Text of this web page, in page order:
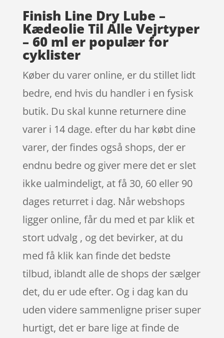
Finish Line Dry Lube –
Kædeolie Til Alle Vejrtyper
– 60 ml er populær for
cyklister
Køber du varer online, er du stillet lidt
bedre, end hvis du handler i en fysisk
butik. Du skal kunne returnere dine
varer i 14 dage. efter du har købt dine
varer, der findes også shops, der er
endnu bedre og giver mere det er slet
ikke ualmindeligt, at få 30, 60 eller 90
dages returret i dag. Når webshops
ligger online, får du med et par klik et
stort udvalg , og det bevirker, at du
med få klik kan finde det bedste
tilbud, iblandt alle de shops der sælger
det, du er ude efter. Og i dag kan du
uden videre sammenligne priser super
hurtigt, det er bare lige at finde de